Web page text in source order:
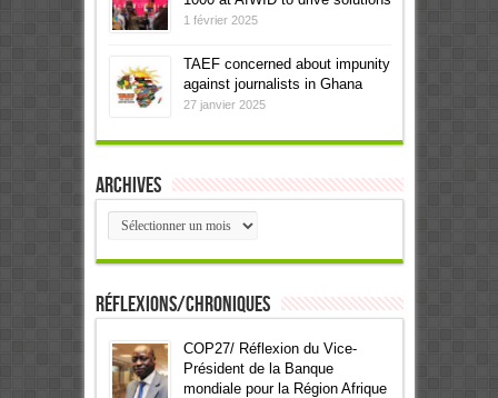
1 février 2025
TAEF concerned about impunity
against journalists in Ghana
27 janvier 2025
Archives
Archives
Réflexions/Chroniques
COP27/ Réflexion du Vice-
Président de la Banque
mondiale pour la Région Afrique